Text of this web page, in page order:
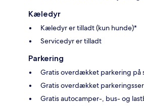
Kæledyr
Kæledyr er tilladt (kun hunde)*
Servicedyr er tilladt
Parkering
Gratis overdækket parkering på
Gratis overdækket
Gratis autocamper-, bus- og